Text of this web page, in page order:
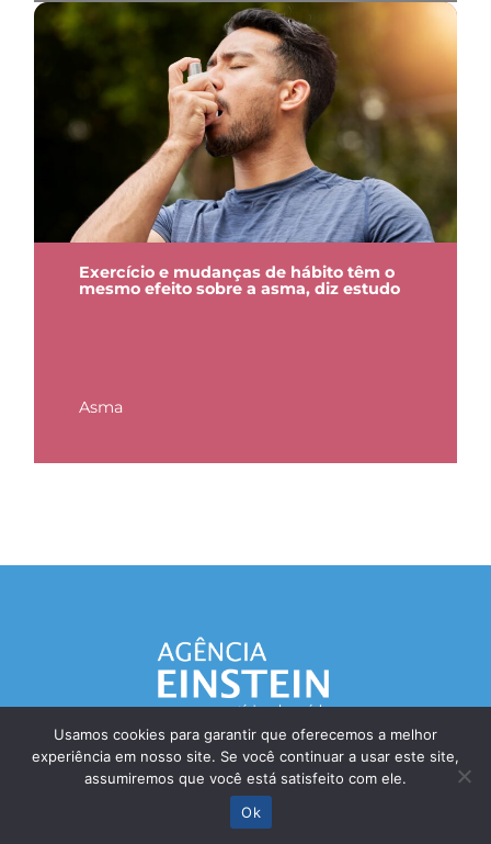
Exercício e mudanças de hábito têm o
mesmo efeito sobre a asma, diz estudo
Asma
Responsável Técnico: Dr. Eliezer Silva - CRM: 85148-SP
© Einstein Hospital Israelita 2025 - Todos os direitos reservados
Usamos cookies para garantir que oferecemos a melhor
experiência em nosso site. Se você continuar a usar este site,
assumiremos que você está satisfeito com ele.
Ok